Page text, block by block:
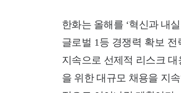
한화는 올해를 ‘혁신과 내
글로벌 1등 경쟁력 확보
지속으로 선제적 리스크
을 위한 대규모 채용을 지